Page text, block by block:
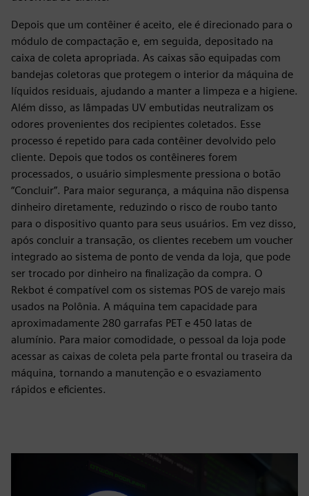
Depois que um contêiner é aceito, ele é direcionado para o
módulo de compactação e, em seguida, depositado na
caixa de coleta apropriada. As caixas são equipadas com
bandejas coletoras que protegem o interior da máquina de
líquidos residuais, ajudando a manter a limpeza e a higiene.
Além disso, as lâmpadas UV embutidas neutralizam os
odores provenientes dos recipientes coletados. Esse
processo é repetido para cada contêiner devolvido pelo
cliente. Depois que todos os contêineres forem
processados, o usuário simplesmente pressiona o botão
“Concluir”. Para maior segurança, a máquina não dispensa
dinheiro diretamente, reduzindo o risco de roubo tanto
para o dispositivo quanto para seus usuários. Em vez disso,
após concluir a transação, os clientes recebem um voucher
integrado ao sistema de ponto de venda da loja, que pode
ser trocado por dinheiro na finalização da compra. O
Rekbot é compatível com os sistemas POS de varejo mais
usados na Polônia. A máquina tem capacidade para
aproximadamente 280 garrafas PET e 450 latas de
alumínio. Para maior comodidade, o pessoal da loja pode
acessar as caixas de coleta pela parte frontal ou traseira da
máquina, tornando a manutenção e o esvaziamento
rápidos e eficientes.